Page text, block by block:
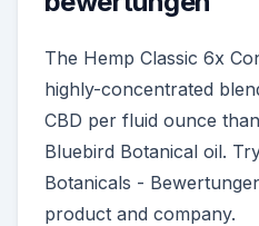
The Hemp Classic 6x
highly-concentrated
CBD per fluid ounce
Bluebird Botanical oil.
Botanicals -
product and company.